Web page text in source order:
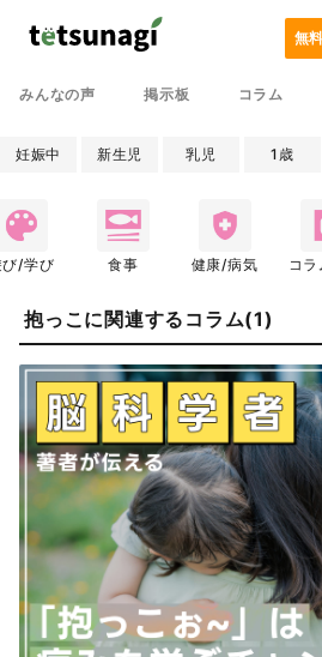
みんなの声 掲示板 コラム
無
妊娠中 新生児 乳児 1歳
び/学び 食事 健康/病気 コ
抱っこに関連するコラム(1)